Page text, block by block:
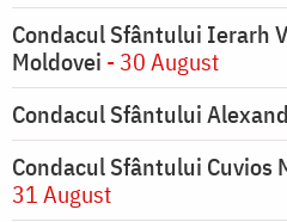
Condacul Sfântului Ierarh
Moldovei - 30 August
Condacul Sfântului
Condacul Sfântului Cuvios
31 August